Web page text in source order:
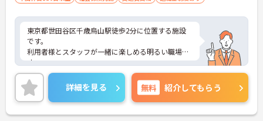
東京都世田谷区千歳烏山駅徒歩2分に位置する施設
です。
利用者様とスタッフが一緒に楽しめる明るい職場で
す。
賞与4.0ヶ月支給実績がございます。福利厚生・親睦
会・施設内外の研修等様々な取り組みをしており、
職員の育成に力を入れております。
定着率は非常に良く、勤続5年以上のスタッフが多
く在籍しています。
詳細を見る 無料 紹介してもらう